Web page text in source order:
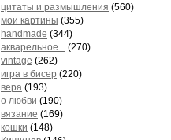
цитаты и размышления (560)
мои картины (355)
handmade (344)
акварельное... (270)
vintage (262)
игра в бисер (220)
вера (193)
о любви (190)
вязание (169)
кошки (148)